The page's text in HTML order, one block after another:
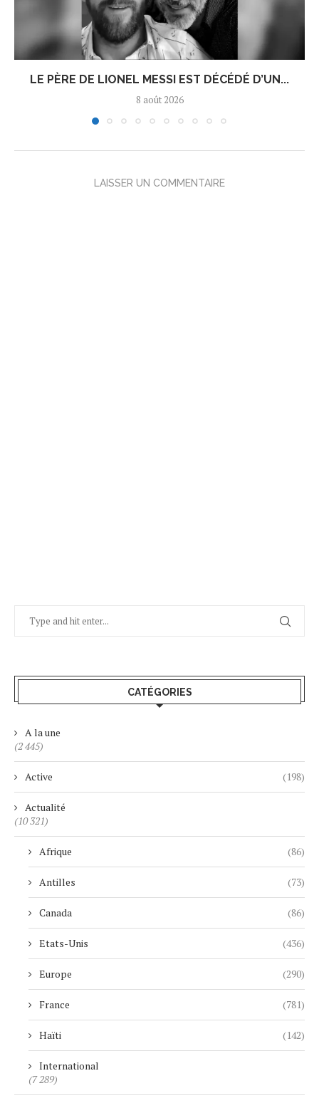
LE PÈRE DE LIONEL MESSI EST DÉCÉDÉ D’UN...
8 août 2026
LAISSER UN COMMENTAIRE
CATÉGORIES
A la une
(2 445)
Active (198)
Actualité
(10 321)
Afrique (86)
Antilles (73)
Canada (86)
Etats-Unis (436)
Europe (290)
France (781)
Haïti (142)
International
(7 289)